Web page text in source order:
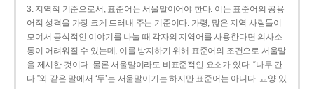
3. 지역적 기준으로서, 표준어는 서울말이어야 한다. 이는 표준어의 공용
어적 성격을 가장 크게 드러내 주는 기준이다. 가령, 많은 지역 사람들이
모여서 공식적인 이야기를 나눌 때 각자의 지역어를 사용한다면 의사소
통이 어려워질 수 있는데, 이를 방지하기 위해 표준어의 조건으로 서울말
을 제시한 것이다. 물론 서울말이라도 비표준적인 요소가 있다. “나두 간
다.”와 같은 말에서 ‘두’는 서울말이기는 하지만 표준어는 아니다. 교양 있